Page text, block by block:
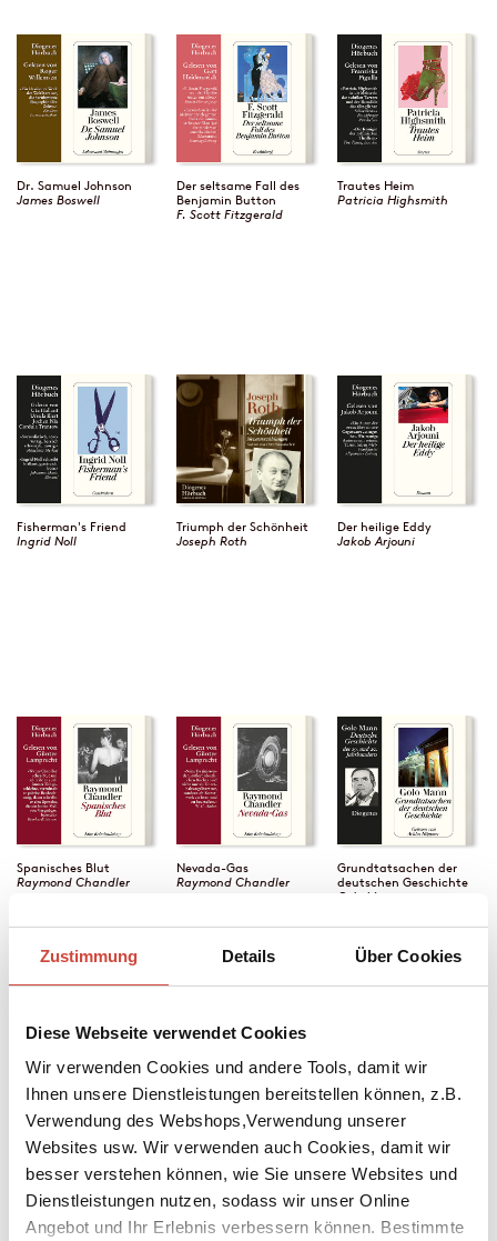
Zustimmung Details Über Cookies
Diese Webseite verwendet Cookies
Wir verwenden Cookies und andere Tools, damit wir
Ihnen unsere Dienstleistungen bereitstellen können, z.B.
Verwendung des Webshops,Verwendung unserer
Websites usw. Wir verwenden auch Cookies, damit wir
besser verstehen können, wie Sie unsere Websites und
Dienstleistungen nutzen, sodass wir unser Online
Angebot und Ihr Erlebnis verbessern können. Bestimmte
Dr. Samuel Johnson
James Boswell
Der seltsame Fall des
Benjamin Button
F. Scott Fitzgerald
Trautes Heim
Patricia Highsmith
Fisherman's Friend
Ingrid Noll
Triumph der Schönheit
Joseph Roth
Der heilige Eddy
Jakob Arjouni
Spanisches Blut
Raymond Chandler
Nevada-Gas
Raymond Chandler
Grundtatsachen der
deutschen Geschichte
Golo Mann
Die Kinderfrau
Petros Markaris
Der Leviathan
Joseph Roth
Das Spinnennetz
Joseph Roth